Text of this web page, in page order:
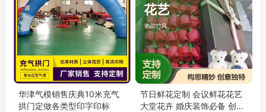
华津气模销售庆典10米充气
拱门定做各类型印字印标
节日鲜花定制 会议鲜花花艺
大堂花卉 婚庆装饰必备 创意